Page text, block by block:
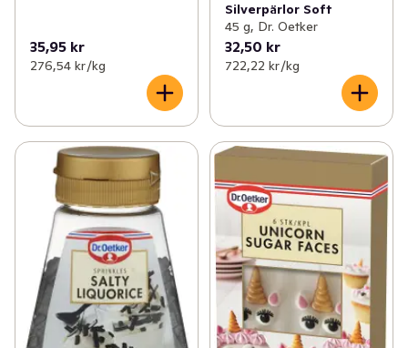
35,95 kr
276,54 kr /kg
Silverpärlor Soft
45 g, Dr. Oetker
32,50 kr
722,22 kr /kg